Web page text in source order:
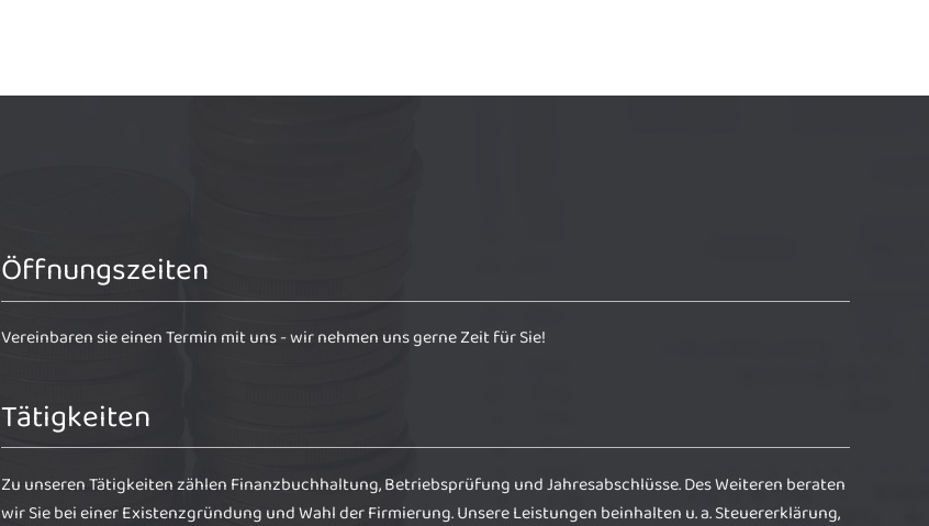
Öffnungszeiten
Vereinbaren sie einen Termin mit uns - wir nehmen uns gerne Zeit für Sie!
Tätigkeiten
Zu unseren Tätigkeiten zählen Finanzbuchhaltung, Betriebsprüfung und Jahresabschlüsse. Des Weiteren beraten
wir Sie bei einer Existenzgründung und Wahl der Firmierung. Unsere Leistungen beinhalten u. a. Steuererklärung,